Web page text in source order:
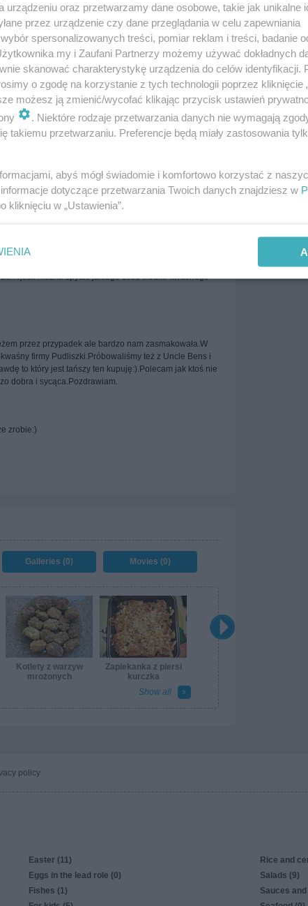
A jeśli można spytać jakiego sosu słodko-kwaśnego
przez przypadek ale bardzo nam zasmakowała.W
firmy Pudliszki.Próbowaliśmy też z Uncle Bens i
to który jest tańszy ten kupuję:).Polecam jak ktoś nie
dobra i sycąca.Pozdrawiam.
zrobie:)
Galleries (0) Movies (0)
Kotlety z warzyw
mrożonych
Zapiekanka z piersi
kurczka
Show all
policy
Easter (11)
Eggs in the lead role (0)
Fishes (1)
Rice and
Salads (9)
Sauces
urządzeniu oraz przetwarzamy dane osobowe, takie jak unikalne
przez urządzenie czy dane przeglądania w celu zapewniania
spersonalizowanych treści, pomiar reklam i treści, badanie
my i Zaufani Partnerzy możemy używać dokładnych
skanować charakterystykę urządzenia do celów identyfikacji.
o zgodę na korzystanie z tych technologii poprzez kliknięcie
możesz ją zmienić/wycofać klikając przycisk ustawień
. Niektóre rodzaje przetwarzania danych nie wymagają
takiemu przetwarzaniu. Preferencje będą miały zastosowania
abyś mógł świadomie i komfortowo korzystać z
dotyczące przetwarzania Twoich danych znajdziesz w
kliknięciu w „Ustawienia”.